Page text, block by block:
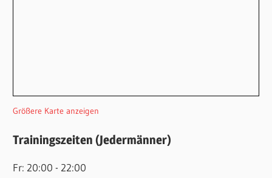
Größere Karte anzeigen
Trainingszeiten (Jedermänner)
Fr: 20:00 - 22:00